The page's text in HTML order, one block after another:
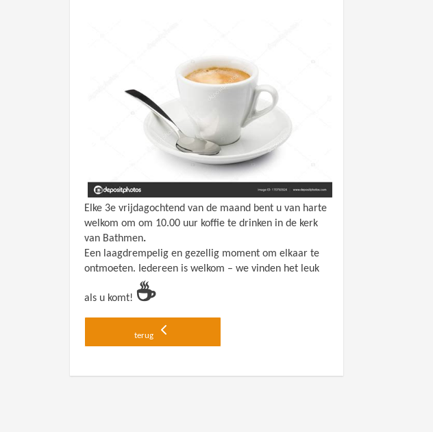
Elke 3e vrijdagochtend van de maand bent u van harte
welkom om om 10.00 uur koffie te drinken in de kerk
van Bathmen.
Een laagdrempelig en gezellig moment om elkaar te
ontmoeten. Iedereen is welkom – we vinden het leuk
als u komt! ☕
terug